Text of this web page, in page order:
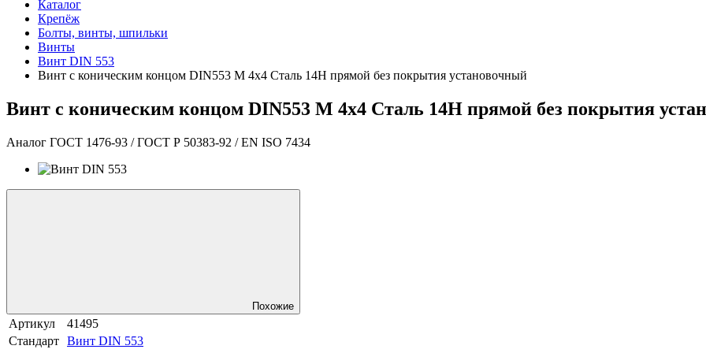
Каталог
Крепёж
Болты, винты, шпильки
Винты
Винт DIN 553
Винт с коническим концом DIN553 М 4х4 Сталь 14Н прямой без покрытия установочный
Винт с коническим концом DIN553 М 4х4 Сталь 14Н прямой без покрытия
Аналог ГОСТ 1476-93 / ГОСТ Р 50383-92 / EN ISO 7434
Похожие
Артикул
41495
Стандарт Винт DIN 553